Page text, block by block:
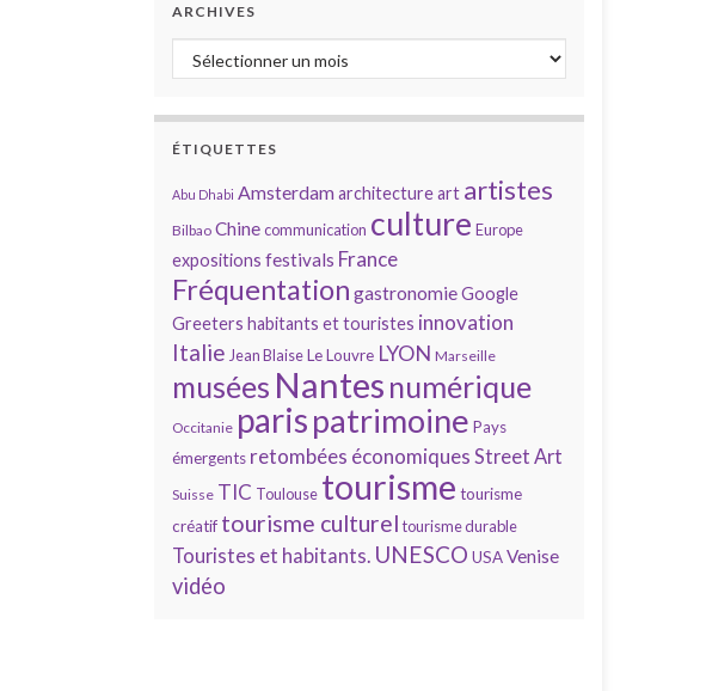
ARCHIVES
Archives
ÉTIQUETTES
Abu Dhabi Amsterdamarchitectureart artistes
Bilbao Chinecommunication culture Europe
expositions festivals France
Fréquentation gastronomieGoogle
Greeters habitants et touristes innovation
Italie Jean BlaiseLe Louvre LYON Marseille
musées Nantes numérique
Occitanie parispatrimoine Pays
émergents retombées économiques Street Art
Suisse TIC Toulouse tourisme tourisme
créatif tourisme culturel tourisme durable
Touristes et habitants. UNESCO USAVenise
vidéo